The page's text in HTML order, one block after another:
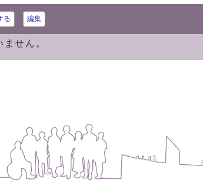
る 編集
せん。